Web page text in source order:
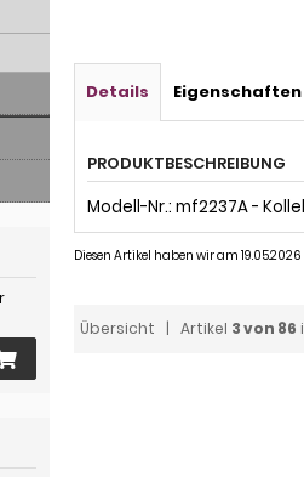
Details Eigenschaften
PRODUKTBESCHREIBUNG
Modell-Nr.: mf2237A -
Diesen Artikel haben wir am
Übersicht | Artikel 3 von 86